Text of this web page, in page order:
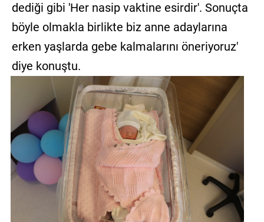
dediği gibi 'Her nasip vaktine esirdir'. Sonuçta
böyle olmakla birlikte biz anne adaylarına
erken yaşlarda gebe kalmalarını öneriyoruz'
diye konuştu.